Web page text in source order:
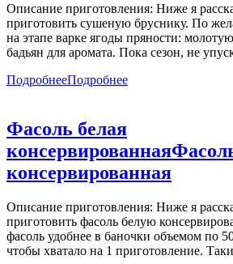
Описание приготовления: Ниже я
приготовить сушеную бруснику. По
на этапе варке ягоды пряности:
бадьян для аромата. Пока сезон, не
ПодробнееПодробнее
Фасоль белая
консервированная
консервированная
Описание приготовления: Ниже я
приготовить фасоль белую
фасоль удобнее в баночки объемом по
чтобы хватало на 1 приготовление.